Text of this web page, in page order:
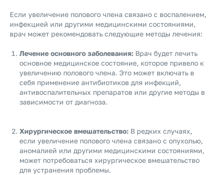
Если увеличение полового члена связано с воспалением,
инфекцией или другими медицинскими состояниями,
врач может рекомендовать следующие методы лечения:
Лечение основного заболевания: Врач будет лечить
основное медицинское состояние, которое привело к
увеличению полового члена. Это может включать в
себя применение антибиотиков для инфекций,
антивоспалительных препаратов или другие методы в
зависимости от диагноза.
Хирургическое вмешательство: В редких случаях,
если увеличение полового члена связано с опухолью,
аномалией или другими медицинскими состояниями,
может потребоваться хирургическое вмешательство
для устранения проблемы.